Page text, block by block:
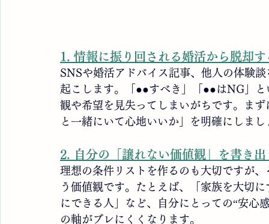
1. 情報に振り回される婚活から脱却す
SNSや婚活アドバイス記事、他人の体験
起こします。「●●すべき」「●●はNG」
観や希望を見失ってしまいがちです。ま
と一緒にいて心地いいか」を明確にしまし
2. 自分の「譲れない価値観」を書き
理想の条件リストを作るのも大切ですが
う価値観です。たとえば、「家族を大切
にできる人」など、自分にとっての“安心
の軸がブレにくくなります。